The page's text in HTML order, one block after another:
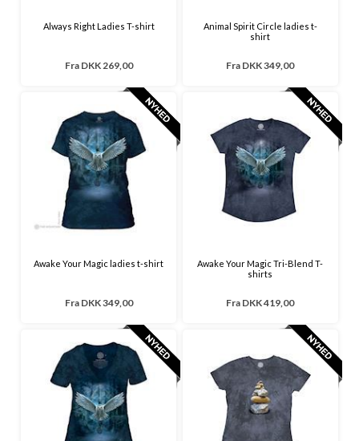
Always Right Ladies T-shirt
Fra DKK 269,00
Animal Spirit Circle ladies t-
shirt
Fra DKK 349,00
Awake Your Magic ladies t-shirt
Fra DKK 349,00
Awake Your Magic Tri-Blend T-
shirts
Fra DKK 419,00